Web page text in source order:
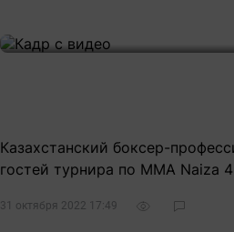
Казахстанский боксер-
гостей турнира по MMA Naiza
31 октября 2022 17:49